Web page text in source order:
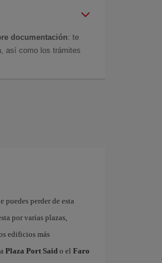
documentación: te
así como los trámites
puedes perder de esta
por varias plazas,
edificios más
Plaza Port Saido el Faro